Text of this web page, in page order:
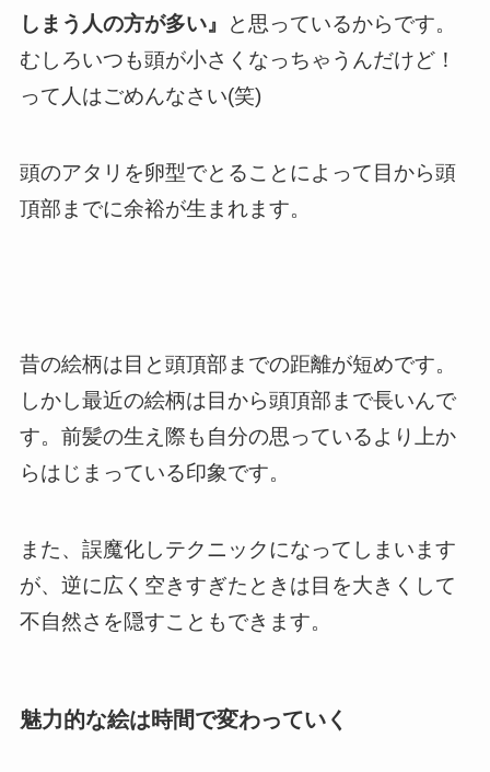
しまう人の方が多い』
と思っているからです。
むしろいつも頭が小さくなっちゃうんだけど！
って人はごめんなさい(笑)
頭のアタリを卵型でとることによって 目から頭
頂部までに余裕が生まれます。
昔の絵柄は目と頭頂部までの距離が短めです。
しかし最近の絵柄は目から頭頂部まで長いんで
す。前髪の生え際も自分の思っているより上か
らはじまっている印象です。
また、誤魔化しテクニックになってしまいます
が、 逆に広く空きすぎたときは目を大きくして
不自然さを隠すこともできます。
魅力的な絵は時間で変わっていく